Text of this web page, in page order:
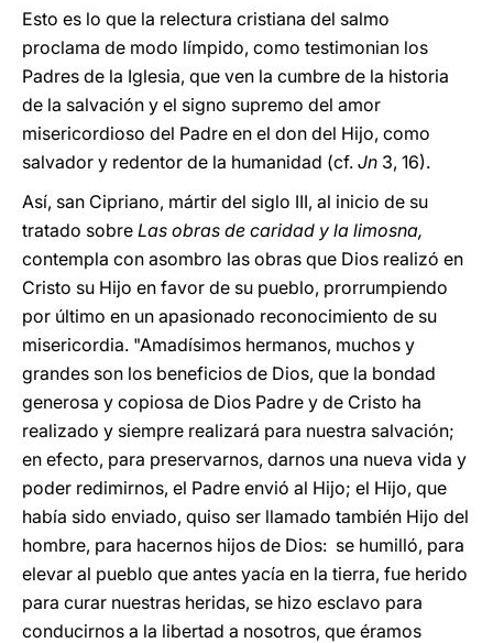
Esto es lo que la relectura cristiana del salmo
proclama de modo límpido, como testimonian los
Padres de la Iglesia, que ven la cumbre de la historia
de la salvación y el signo supremo del amor
misericordioso del Padre en el don del Hijo, como
salvador y redentor de la humanidad (cf. Jn 3, 16).
Así, san Cipriano, mártir del siglo III, al inicio de su
tratado sobre Las obras de caridad y la limosna,
contempla con asombro las obras que Dios realizó en
Cristo su Hijo en favor de su pueblo, prorrumpiendo
por último en un apasionado reconocimiento de su
misericordia. "Amadísimos hermanos, muchos y
grandes son los beneficios de Dios, que la bondad
generosa y copiosa de Dios Padre y de Cristo ha
realizado y siempre realizará para nuestra salvación;
en efecto, para preservarnos, darnos una nueva vida y
poder redimirnos, el Padre envió al Hijo; el Hijo, que
había sido enviado, quiso ser llamado también Hijo del
hombre, para hacernos hijos de Dios: se humilló, para
elevar al pueblo que antes yacía en la tierra, fue herido
para curar nuestras heridas, se hizo esclavo para
conducirnos a la libertad a nosotros, que éramos